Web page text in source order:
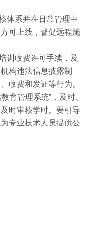
体系并在日常管理中
可上线，督促远程施
训收费许可手续，及
构违法信息披露制
收费和发证等行为。
育管理系统”，及时、
时审核学时。要引导
专业技术人员提供公